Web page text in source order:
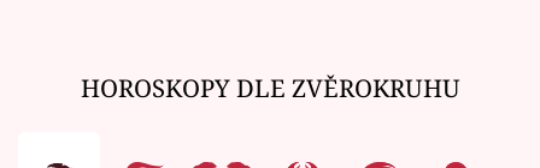
HOROSKOPY DLE ZVĚROKRUHU